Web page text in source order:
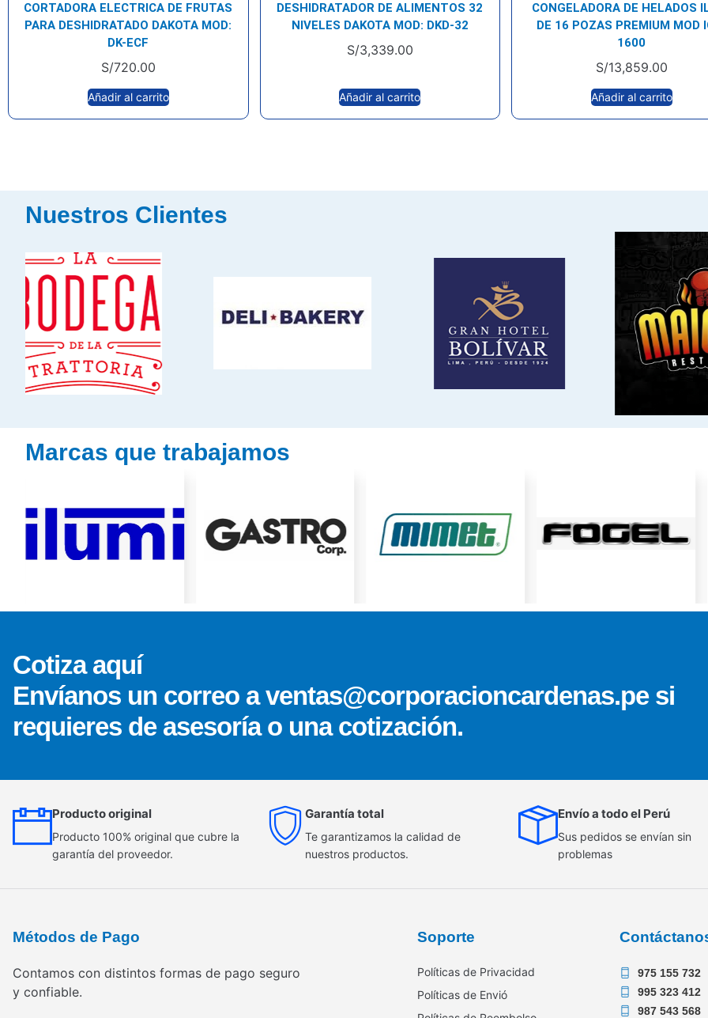
CORTADORA ELECTRICA DE FRUTAS
PARA DESHIDRATADO DAKOTA MOD:
DK-ECF
S/720.00
Añadir al carrito
DESHIDRATADOR DE ALIMENTOS 32
NIVELES DAKOTA MOD: DKD-32
S/3,339.00
Añadir al carrito
CONGELADORA DE HELADOS
DE 16 POZAS PREMIUM MOD
1600
S/13,859.00
Añadir al carrito
Nuestros Clientes
Marcas que trabajamos
Cotiza aquí
Envíanos un correo a ventas@corporacioncardenas.pe si
requieres de asesoría o una cotización.
Producto original
Producto 100% original que cubre la
garantía del proveedor.
Garantía total
Te garantizamos la calidad de
nuestros productos.
Envío a todo el Perú
Sus pedidos se envían sin
problemas
Métodos de Pago
Contamos con distintos formas de pago seguro
y confiable.
Soporte
Políticas de Privacidad
Políticas de Envió
975 155 732
995 323 412
987 543 568